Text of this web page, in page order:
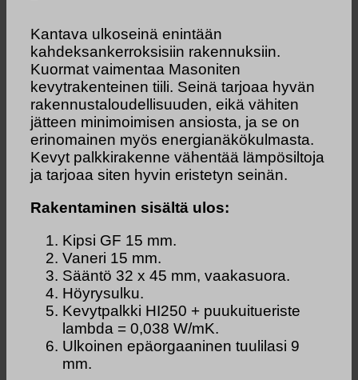
Kantava ulkoseinä enintään
kahdeksankerroksisiin rakennuksiin.
Kuormat vaimentaa Masoniten
kevytrakenteinen tiili. Seinä tarjoaa hyvän
rakennustaloudellisuuden, eikä vähiten
jätteen minimoimisen ansiosta, ja se on
erinomainen myös energianäkökulmasta.
Kevyt palkkirakenne vähentää lämpösiltoja
ja tarjoaa siten hyvin eristetyn seinän.
Rakentaminen sisältä ulos:
Kipsi GF 15 mm.
Vaneri 15 mm.
Sääntö 32 x 45 mm, vaakasuora.
Höyrysulku.
Kevytpalkki HI250 + puukuitueriste
lambda = 0,038 W/mK.
Ulkoinen epäorgaaninen tuulilasi 9
mm.